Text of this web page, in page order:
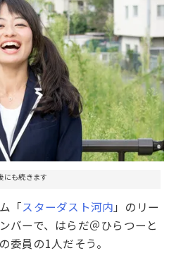
にも続きます
「スターダスト河内 」のリー
バーで、はらだ＠ひらつーと
の委員の1人だそう。